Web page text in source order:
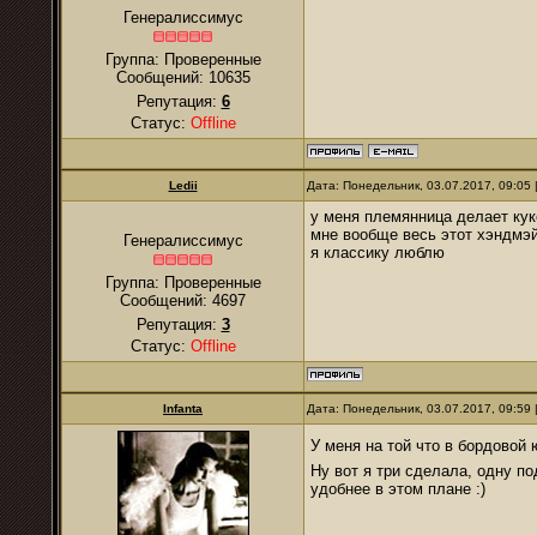
Генералиссимус
Группа: Проверенные
Сообщений: 10635
Репутация: 6
Статус: Offline
Ledii Дата: Понедельник, 03.07.2017,
Генералиссимус
Группа: Проверенные
Сообщений: 4697
Репутация: 3
Статус: Offline
у меня племянница делает
мне вообще весь этот
я классику люблю
Infanta Дата: Понедельник, 03.07.2017,
У меня на той что в
Ну вот я три сделала, одну
удобнее в этом плане :)